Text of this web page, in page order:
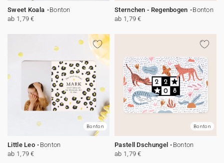
Sweet Koala
Bonton
ab 1,79 €
Sternchen - Regenbogen
Bonton
ab 1,79 €
Bonton
Little Leo
Bonton
ab 1,79 €
Bonton
Pastell Dschungel
Bonton
ab 1,79 €